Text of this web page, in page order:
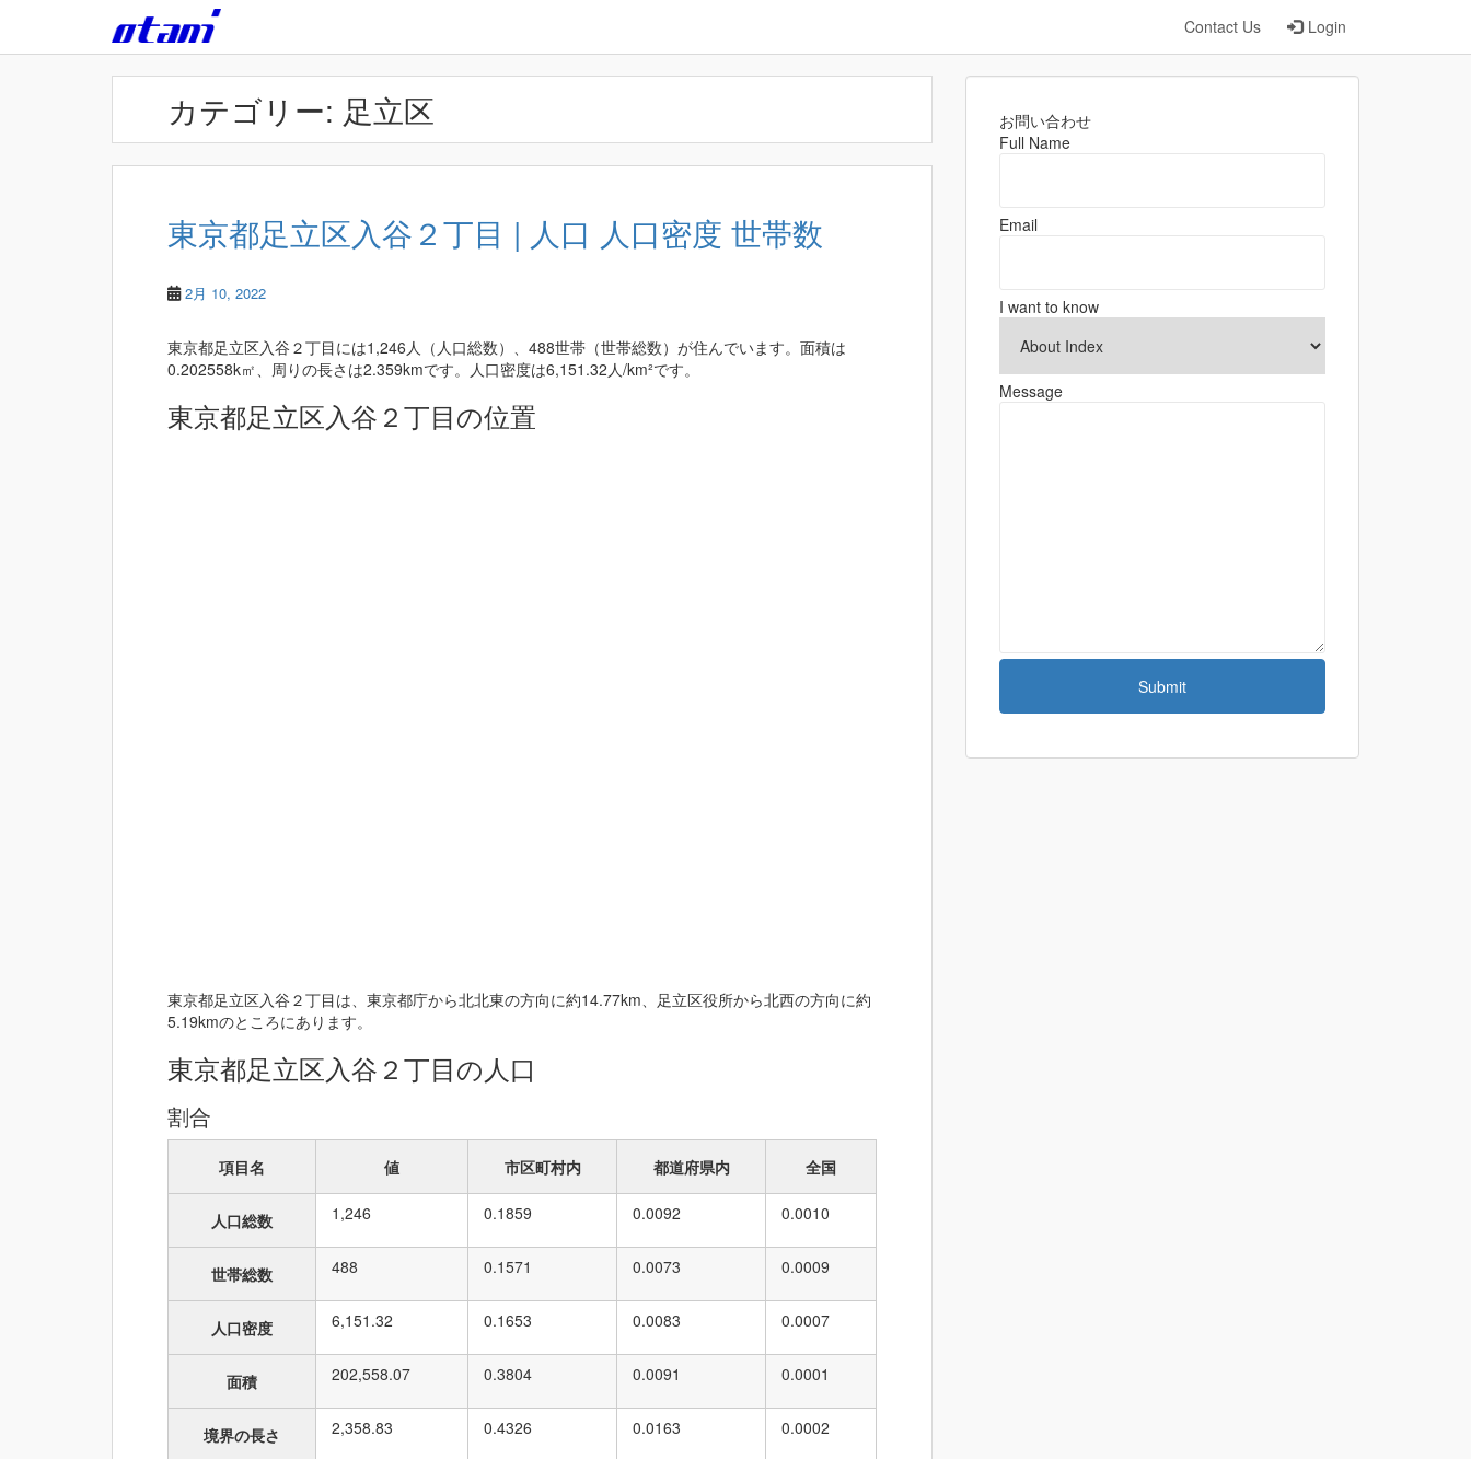
Contact Us Login
カテゴリー: 足立区
東京都足立区入谷２丁目 | 人口 人口密度 世帯数
2月 10, 2022
東京都足立区入谷２丁目には1,246人（人口総数）、488世帯（世帯総数）が住んでいます。面積は
0.202558k㎡、周りの長さは2.359kmです。人口密度は6,151.32人/km²です。
東京都足立区入谷２丁目の位置
東京都足立区入谷２丁目は、東京都庁から北北東の方向に約14.77km、足立区役所から北西の方向に約
5.19kmのところにあります。
東京都足立区入谷２丁目の人口
割合
項目名 値 市区町村内 都道府県内 全国
人口総数 1,246 0.1859 0.0092 0.0010
世帯総数 488 0.1571 0.0073 0.0009
人口密度 6,151.32 0.1653 0.0083 0.0007
面積 202,558.07 0.3804 0.0091 0.0001
境界の長さ 2,358.83 0.4326 0.0163 0.0002
お問い合わせ
Full Name
Email
I want to know
Message